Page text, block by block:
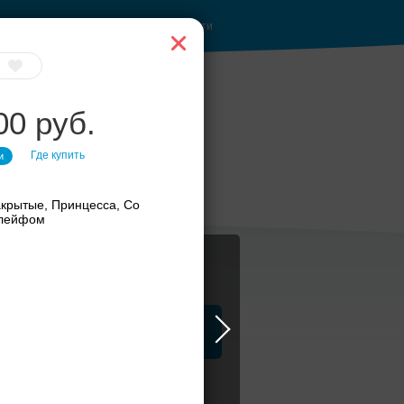
руб.
Где купить
Принцесса, Со
Войти
своё платье